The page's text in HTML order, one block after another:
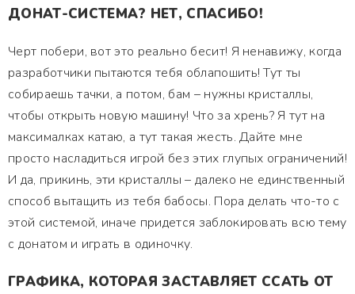
ДОНАТ-СИСТЕМА? НЕТ, СПАСИБО!
Черт побери, вот это реально бесит! Я ненавижу, когда
разработчики пытаются тебя облапошить! Тут ты
собираешь тачки, а потом, бам – нужны кристаллы,
чтобы открыть новую машину! Что за хрень? Я тут на
максималках катаю, а тут такая жесть. Дайте мне
просто насладиться игрой без этих глупых ограничений!
И да, прикинь, эти кристаллы – далеко не единственный
способ вытащить из тебя бабосы. Пора делать что-то с
этой системой, иначе придется заблокировать всю тему
с донатом и играть в одиночку.
ГРАФИКА, КОТОРАЯ ЗАСТАВЛЯЕТ ССАТЬ ОТ